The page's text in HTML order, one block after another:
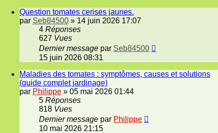
Question tomates cerises jaunes.
par Seb84500 » 14 juin 2026 17:07
4 Réponses
627 Vues
Dernier message par Seb84500
15 juin 2026 08:31
Maladies des tomates : symptômes, causes et solutions
(guide complet jardinage)
par Philippe » 05 mai 2026 01:44
5 Réponses
818 Vues
Dernier message par Philippe
10 mai 2026 21:15